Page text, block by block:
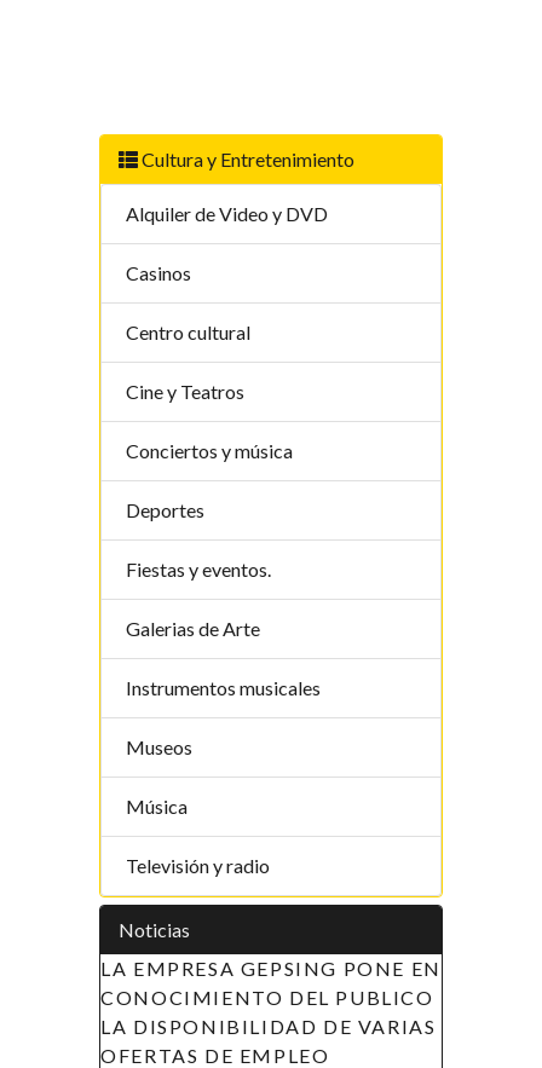
Cultura y Entretenimiento
Alquiler de Video y DVD
Casinos
Centro cultural
Cine y Teatros
Conciertos y música
Deportes
Fiestas y eventos.
Galerias de Arte
Instrumentos musicales
Museos
Música
Televisión y radio
Noticias
GEPSING PONE EN
DEL PUBLICO
DE VARIAS
DE EMPLEO
APOYO A LAS
LA MUJER EN GUINEA
ECUATORIAL (AIMUGE) -
DE RECLUTAMIENTO